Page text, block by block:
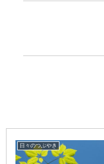
日々のつぶやき